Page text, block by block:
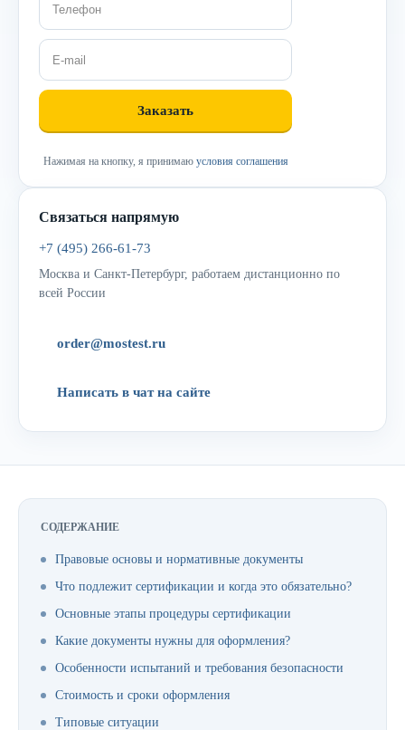
Нажимая на кнопку, я принимаю условия соглашения
Связаться напрямую
+7 (495) 266-61-73
Москва и Санкт-Петербург, работаем дистанционно по
всей России
order@mostest.ru
Написать в чат на сайте
СОДЕРЖАНИЕ
Правовые основы и нормативные документы
Что подлежит сертификации и когда это обязательно?
Основные этапы процедуры сертификации
Какие документы нужны для оформления?
Особенности испытаний и требования безопасности
Стоимость и сроки оформления
Типовые ситуации